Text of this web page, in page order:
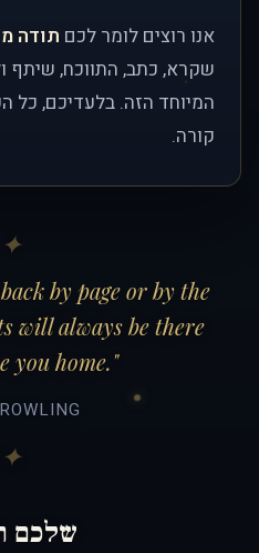
אנו רוצים לומר לכם תודה
שקרא, כתב, התווכח, שיתף
המיוחד הזה. בלעדיכם, כל
קורה.
by page or by the
will always be there
you home."
שלכם